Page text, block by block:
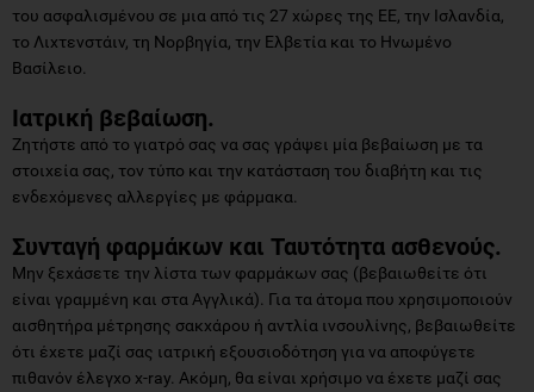
του ασφαλισμένου σε μια από τις 27 χώρες της ΕΕ, την Ισλανδία,
το Λιχτενστάιν, τη Νορβηγία, την Ελβετία και το Ηνωμένο
Βασίλειο.
Ιατρική βεβαίωση.
Ζητήστε από το γιατρό σας να σας γράψει μία βεβαίωση με τα
στοιχεία σας, τον τύπο και την κατάσταση του διαβήτη και τις
ενδεχόμενες αλλεργίες με φάρμακα.
Συνταγή φαρμάκων και Ταυτότητα ασθενούς.
Μην ξεχάσετε την λίστα των φαρμάκων σας (βεβαιωθείτε ότι
είναι γραμμένη και στα Αγγλικά). Για τα άτομα που χρησιμοποιούν
αισθητήρα μέτρησης σακχάρου ή αντλία ινσουλίνης, βεβαιωθείτε
ότι έχετε μαζί σας ιατρική εξουσιοδότηση για να αποφύγετε
πιθανόν έλεγχο x-ray. Ακόμη, θα είναι χρήσιμο να έχετε μαζί σας